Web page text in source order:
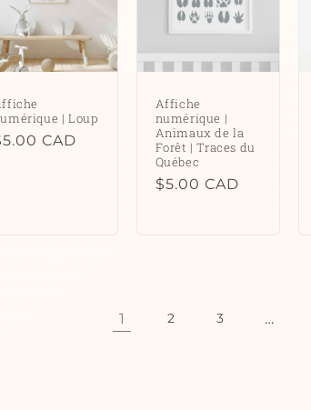
| Loup
CAD
Affiche
numérique |
Animaux de la
Forêt | Traces du
Québec
Prix
$5.00 CAD
1 2 3 …